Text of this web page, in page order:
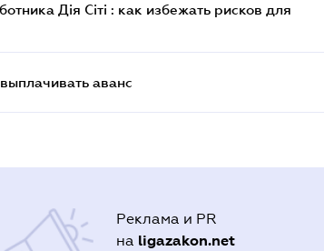
Дія Сіті : как избежать рисков для
аванс
Реклама и PR
на ligazakon.net